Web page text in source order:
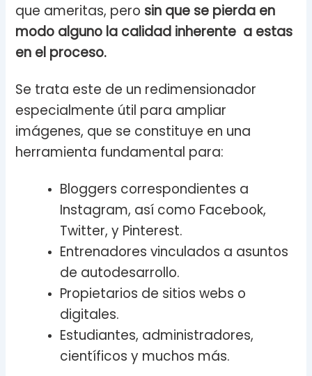
que ameritas, pero sin que se pierda en
modo alguno la calidad inherente a estas
en el proceso.
Se trata este de un redimensionador
especialmente útil para ampliar
imágenes, que se constituye en una
herramienta fundamental para:
Bloggers correspondientes a
Instagram, así como Facebook,
Twitter, y Pinterest.
Entrenadores vinculados a asuntos
de autodesarrollo.
Propietarios de sitios webs o
digitales.
Estudiantes, administradores,
científicos y muchos más.